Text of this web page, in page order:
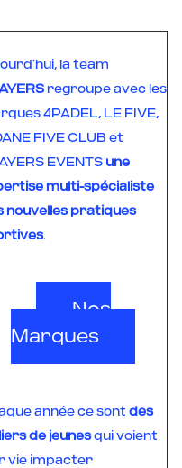
la team
regroupe avec les
4PADEL, LE FIVE,
FIVE CLUB et
EVENTS une
multi-spécialiste
nouvelles pratiques
.
Nos
Marques
année ce sontdes
de jeunesqui voient
vie impacter